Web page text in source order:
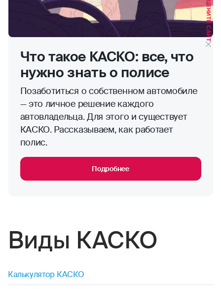
Что такое КАСКО: все, что
нужно знать о полисе
Позаботиться о собственном автомобиле
— это личное решение каждого
автовладельца. Для этого и существует
КАСКО. Рассказываем, как работает
полис.
Подробнее
Виды КАСКО
Калькулятор КАСКО
ОЦЕНИТЕ САЙТ